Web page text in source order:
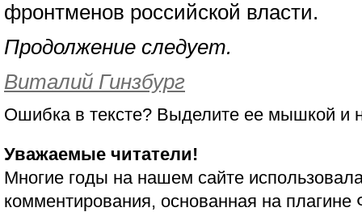
фронтменов российской власти.
Продолжение следует.
Виталий Гинзбург
Ошибка в тексте? Выделите ее мышкой и
Уважаемые читатели!
Многие годы на нашем сайте
комментирования, основанная на